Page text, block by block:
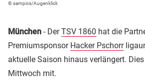
© sampics/Augenklick
München - DerTSV 1860 hat die
Premiumsponsor Hacker Pschorr
aktuelle Saison hinaus verlängert.
Mittwoch mit.